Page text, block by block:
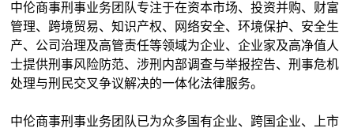
中伦商事刑事业务团队专注于在资本市场、投资并购、财富
管理、跨境贸易、知识产权、网络安全、环境保护、安全生
产、公司治理及高管责任等领域为企业、企业家及高净值人
士提供刑事风险防范、涉刑内部调查与举报控告、刑事危机
处理与刑民交叉争议解决的一体化法律服务。
中伦商事刑事业务团队已为众多国有企业、跨国企业、上市